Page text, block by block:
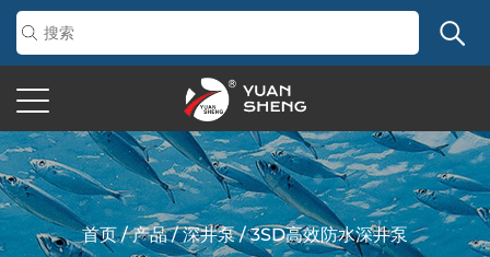
首页/产品/深井泵/3SD高效防水深井泵